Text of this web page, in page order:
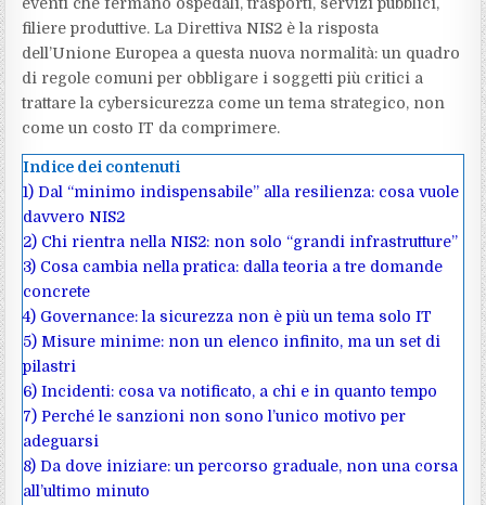
filiere produttive. La Direttiva NIS2 è la risposta
dell’Unione Europea a questa nuova normalità: un quadro
di regole comuni per obbligare i soggetti più critici a
trattare la cybersicurezza come un tema strategico, non
come un costo IT da comprimere.
Indice dei contenuti
1) Dal “minimo indispensabile” alla resilienza: cosa vuole
davvero NIS2
2) Chi rientra nella NIS2: non solo “grandi infrastrutture”
3) Cosa cambia nella pratica: dalla teoria a tre domande
concrete
4) Governance: la sicurezza non è più un tema solo IT
5) Misure minime: non un elenco infinito, ma un set di
pilastri
6) Incidenti: cosa va notificato, a chi e in quanto tempo
7) Perché le sanzioni non sono l’unico motivo per
adeguarsi
8) Da dove iniziare: un percorso graduale, non una corsa
all’ultimo minuto